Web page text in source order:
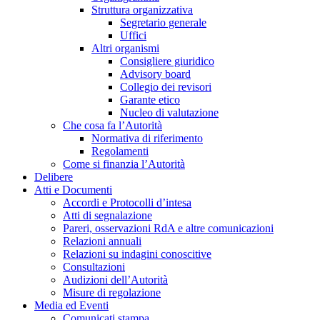
Struttura organizzativa
Segretario generale
Uffici
Altri organismi
Consigliere giuridico
Advisory board
Collegio dei revisori
Garante etico
Nucleo di valutazione
Che cosa fa l’Autorità
Normativa di riferimento
Regolamenti
Come si finanzia l’Autorità
Delibere
Atti e Documenti
Accordi e Protocolli d’intesa
Atti di segnalazione
Pareri, osservazioni RdA e altre comunicazioni
Relazioni annuali
Relazioni su indagini conoscitive
Consultazioni
Audizioni dell’Autorità
Misure di regolazione
Media ed Eventi